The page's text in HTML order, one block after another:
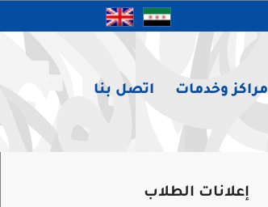
مراكز وخدمات اتصل بنا
إعلانات الطلاب